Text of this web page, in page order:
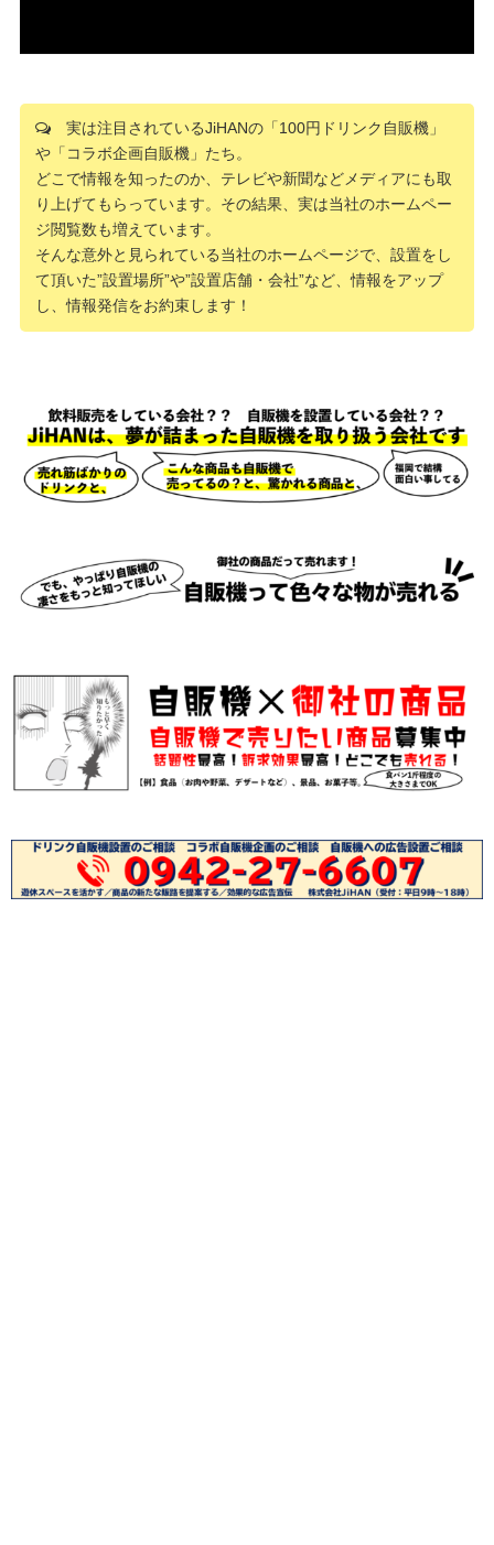
実は注目されているJiHANの「100円ドリンク自販機」
や「コラボ企画自販機」たち。
どこで情報を知ったのか、テレビや新聞などメディアにも取
り上げてもらっています。その結果、実は当社のホームペー
ジ閲覧数も増えています。
そんな意外と見られている当社のホームページで、設置をし
て頂いた”設置場所”や”設置店舗・会社”など、情報をアップ
し、情報発信をお約束します！